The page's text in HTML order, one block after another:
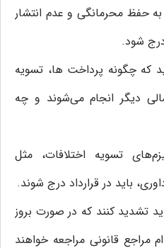
به حفظ محرمانگی و عدم انتشار
درج شود.
که چگونه پرداخت‌ ها، تسویه
دیگر انجام می‌شوند و چه
تسویه اختلافات، مثل
باید در قرارداد درج شوند.
تشدید کنند که در صورت بروز
مراجع قانونی مراجعه خواهند